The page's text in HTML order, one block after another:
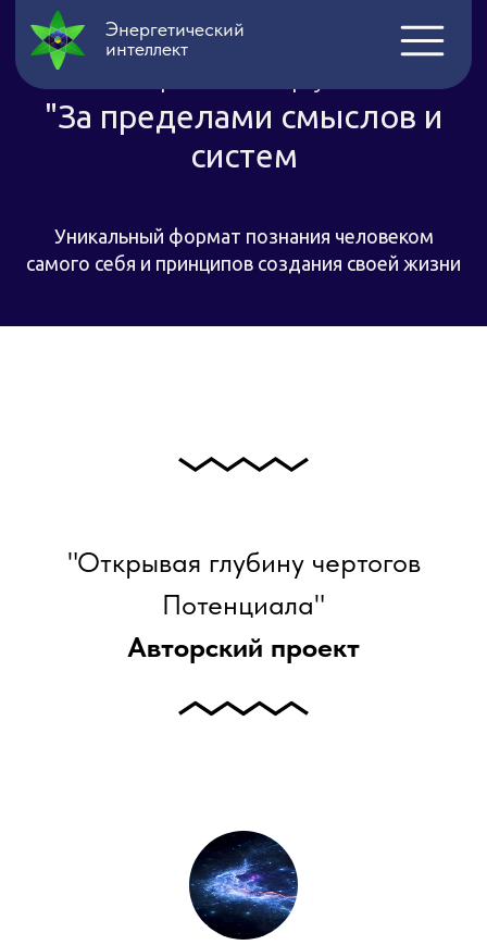
Энергетический
интеллект
"За пределами смыслов и
систем
Уникальный формат познания человеком
самого себя и принципов создания своей жизни
"Открывая глубину чертогов
Потенциала"
Авторский проект